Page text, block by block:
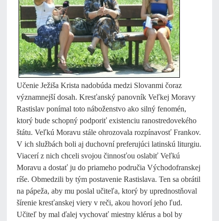
Učenie Ježiša Krista nadobúda medzi Slovanmi čoraz
významnejší dosah. Kresťanský panovník Veľkej Moravy
Rastislav ponímal toto náboženstvo ako silný fenomén,
ktorý bude schopný podporiť existenciu ranostredovekého
štátu. Veľkú Moravu stále ohrozovala rozpínavosť Frankov.
V ich službách boli aj duchovní preferujúci latinskú liturgiu.
Viacerí z nich chceli svojou činnosťou oslabiť Veľkú
Moravu a dostať ju do priameho područia Východofranskej
ríše. Obmedzili by tým postavenie Rastislava. Ten sa obrátil
na pápeža, aby mu poslal učiteľa, ktorý by uprednostňoval
šírenie kresťanskej viery v reči, akou hovorí jeho ľud.
Učiteľ by mal ďalej vychovať miestny klérus a bol by